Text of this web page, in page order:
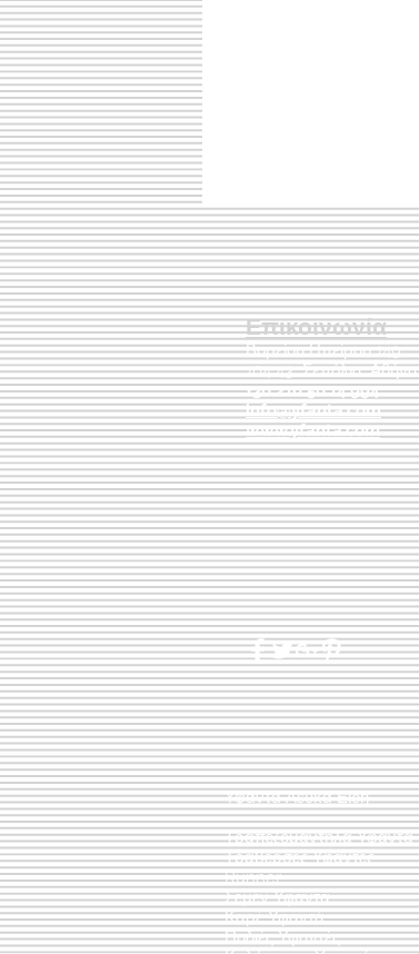
Επικοινωνία
Βορείου Ηπείρου 149
104 43Σεπόλια,Αθήνα
+30 210 50.14.994
info@yfanta.com
www.yfanta.com
Υφαντά Λευκά Είδη
Τραπεζομάντηλα Υφαντά
Τραβέρσες Υφαντές
Runner
Σεμέν Υφαντά
Καρέ Υφαντά
Ποδιές Υφαντές